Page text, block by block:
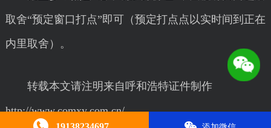
取舍“预定窗口打点”即可（预定打点点以实时间到正在
内里取舍）。
转载本文请注明来自呼和浩特证件制作
http://www.comxy.com.cn/